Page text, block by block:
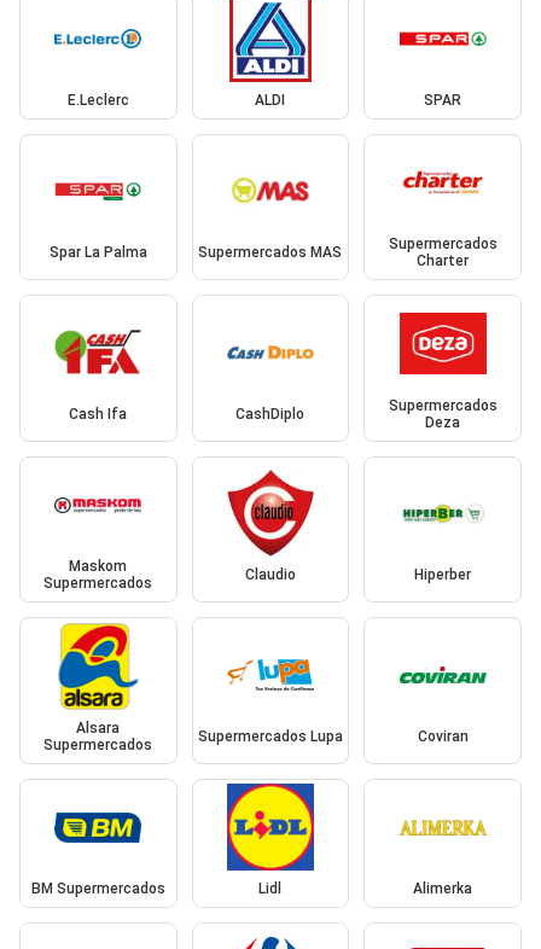
E.Leclerc ALDI SPAR
Spar La Palma Supermercados MAS
Supermercados
Charter
Cash Ifa CashDiplo
Supermercados
Deza
Maskom
Supermercados
Claudio Hiperber
Alsara
Supermercados
Supermercados Lupa Coviran
BM Supermercados Lidl Alimerka